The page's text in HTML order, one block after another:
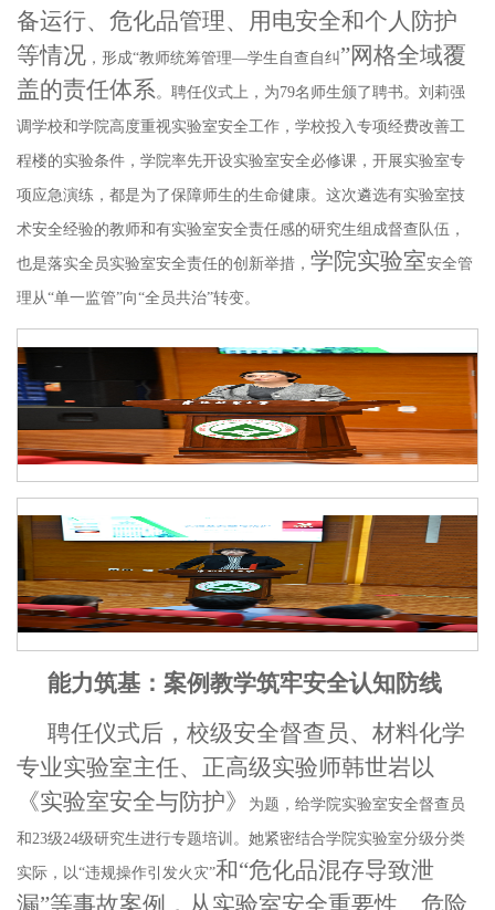
备运行、危化品管理、用电安全和个人防护
等情况 ，形成“教师统筹管理—学生自查自纠 ”网格全域覆
盖的责任体系。聘任仪式上，为79名师生颁了聘书。刘莉强
调学校和学院高度重视实验室安全工作，学校投入专项经费改善工
程楼的实验条件，学院率先开设实验室安全必修课，开展实验室专
项应急演练，都是为了保障师生的生命健康。这次遴选有实验室技
术安全经验的教师和有实验室安全责任感的研究生组成督查队伍，
也是落实全员实验室安全责任的创新举措， 学院实验室安全管
理从“单一监管”向“全员共治”转变。
能力筑基：案例教学筑牢安全认知防线
聘任仪式后，校级安全督查 员、材料化学
专业实验室主任、正高级实验师韩世岩以
《实验室安全与防护》
为题，给学院实验室安全督查员
和23级24级研究生进行专题培训 。她紧密结合学院实验室分级分类
实际，以“违规操作引发火灾”和“危化品混存导致泄
漏”等事故案例 ，从实验室安全重要性、危险